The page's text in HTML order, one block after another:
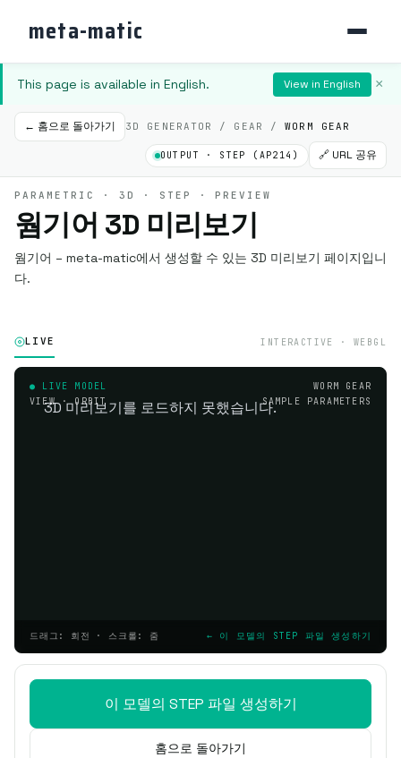
meta-matic
This page is available in English. View in English ×
← 홈으로 돌아가기 3D GENERATOR / GEAR /WORM GEAR
OUTPUT · STEP (AP214) 🔗 URL 공유
PARAMETRIC · 3D · STEP · PREVIEW
웜기어 3D 미리보기
웜기어 – meta-matic에서 생성할 수 있는 3D 미리보기 페이지입니
다.
LIVE INTERACTIVE · WEBGL
● LIVE MODEL
VIEW · ORBIT
WORM GEAR
SAMPLE PARAMETERS
3D 미리보기를 로드하지 못했습니다.
드래그: 회전 · 스크롤: 줌 ← 이 모델의 STEP 파일 생성하기
이 모델의 STEP 파일 생성하기
홈으로 돌아가기